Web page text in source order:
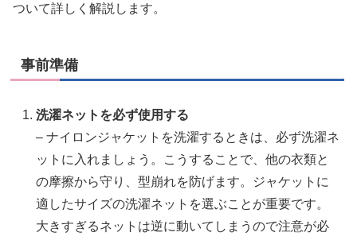
ついて詳しく解説します。
事前準備
洗濯ネットを必ず使用する
– ナイロンジャケットを洗濯するときは、必ず洗濯ネ
ットに入れましょう。こうすることで、他の衣類と
の摩擦から守り、型崩れを防げます。ジャケットに
適したサイズの洗濯ネットを選ぶことが重要です。
大きすぎるネットは逆に動いてしまうので注意が必